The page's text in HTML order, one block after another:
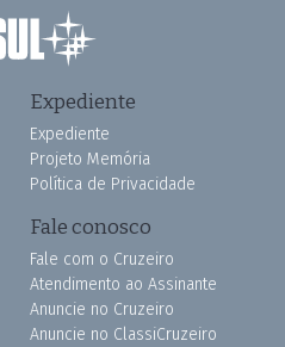
Expediente
Expediente
Projeto Memória
Política de Privacidade
Fale conosco
Fale com o Cruzeiro
Atendimento ao Assinante
Anuncie no Cruzeiro
Anuncie no ClassiCruzeiro